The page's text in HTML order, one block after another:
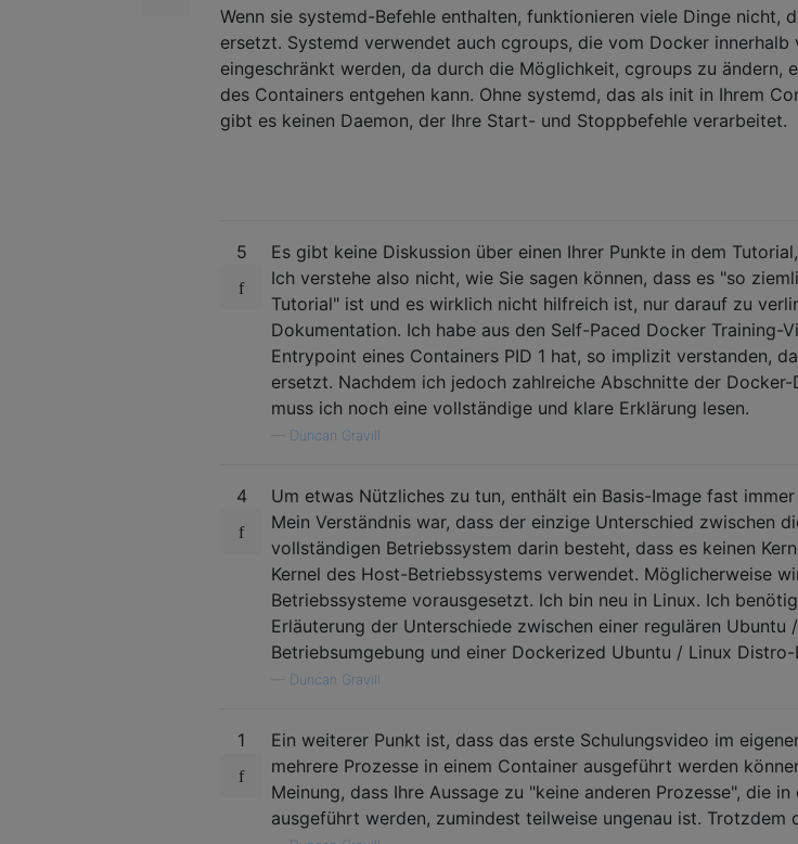
Wenn sie systemd-Befehle enthalten, funktionieren viele Dinge nicht,
ersetzt. Systemd verwendet auch cgroups, die vom Docker innerhalb
eingeschränkt werden, da durch die Möglichkeit, cgroups zu ändern,
des Containers entgehen kann. Ohne systemd, das als init in Ihrem
gibt es keinen Daemon, der Ihre Start- und Stoppbefehle verarbeitet.
5
Es gibt keine Diskussion über einen Ihrer Punkte in dem
Ich verstehe also nicht, wie Sie sagen können, dass es "so
Tutorial" ist und es wirklich nicht hilfreich ist, nur darauf zu
Dokumentation. Ich habe aus den Self-Paced Docker Training-
Entrypoint eines Containers PID 1 hat, so implizit verstanden,
ersetzt. Nachdem ich jedoch zahlreiche Abschnitte der Docker-
muss ich noch eine vollständige und klare Erklärung lesen.
Duncan Gravill
4
Um etwas Nützliches zu tun, enthält ein Basis-Image fast
Mein Verständnis war, dass der einzige Unterschied zwischen
vollständigen Betriebssystem darin besteht, dass es keinen
Kernel des Host-Betriebssystems verwendet. Möglicherweise
Betriebssysteme vorausgesetzt. Ich bin neu in Linux. Ich
Erläuterung der Unterschiede zwischen einer regulären Ubuntu
Betriebsumgebung und einer Dockerized Ubuntu / Linux
Duncan Gravill
1
Ein weiterer Punkt ist, dass das erste Schulungsvideo im
mehrere Prozesse in einem Container ausgeführt werden
Meinung, dass Ihre Aussage zu "keine anderen Prozesse", die
ausgeführt werden, zumindest teilweise ungenau ist. Trotzdem